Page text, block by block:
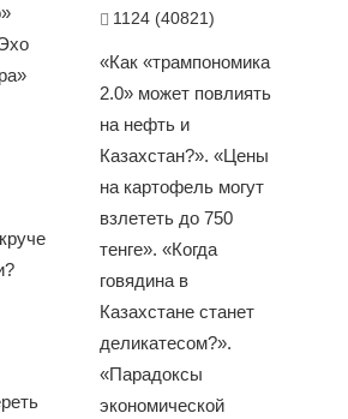
1124 (40821)
«Как «трампономика
2.0» может повлиять
на нефть и
Казахстан?». «Цены
на картофель могут
взлететь до 750
тенге». «Когда
говядина в
Казахстане станет
деликатесом?».
«Парадоксы
экономической